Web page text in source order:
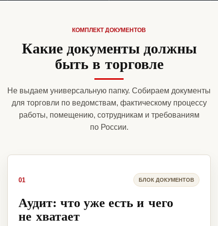
КОМПЛЕКТ ДОКУМЕНТОВ
Какие документы должны
быть в торговле
Не выдаем универсальную папку. Собираем документы
для торговли по ведомствам, фактическому процессу
работы, помещению, сотрудникам и требованиям
по России.
01 БЛОК ДОКУМЕНТОВ
Аудит: что уже есть и чего
не хватает